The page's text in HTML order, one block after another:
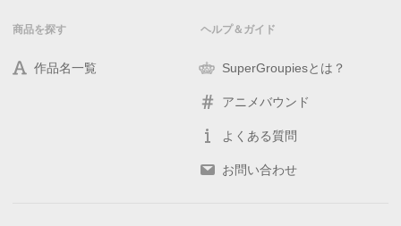
商品を探す
作品名一覧
ヘルプ＆ガイド
SuperGroupiesとは？
アニメバウンド
よくある質問
お問い合わせ